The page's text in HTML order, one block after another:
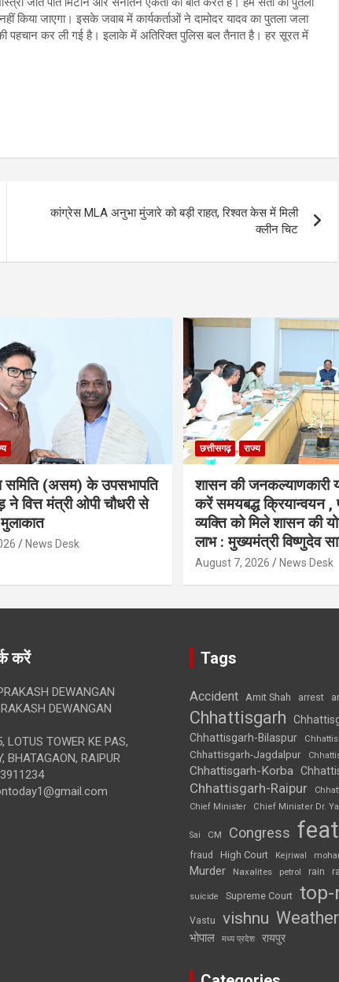
किया जाएगा। इसके जवाब में कार्यकर्ताओं ने दामोदर यादव का पुतला जला
पहचान कर ली गई है। इलाके में अतिरिक्त पुलिस बल तैनात है। हर सूरत में
कांग्रेस MLA अनुभा मुंजारे को बड़ी राहत, रिश्वत केस में मिली
क्लीन चिट
समिति (असम) के उपसभापति
ने वित्त मंत्री ओपी चौधरी से
News Desk
छत्तीसगढ़ राज्य
शासन की जनकल्याणकारी
करें समयबद्ध क्रियान्वयन ,
व्यक्ति को मिले शासन की
लाभ : मुख्यमंत्री विष्णुदेव
August 7, 2026 News Desk
करें
DEWANGAN
DEWANGAN
LOTUS TOWER KE PAS,
BHATAGAON, RAIPUR
Tags
Accident Amit Shah arrest
Chhattisgarh
Chhattisgarh-Bilaspur
Chhattisgarh-Jagdalpur
Chhattisgarh-Korba
Chhattisgarh-Raipur
Chief Minister
Chief Minister Dr.
Sai CM Congress
fraud
High Court Kejriwal
Murder Naxalites petrol rain
suicide Supreme Court top-
Vastu vishnu Weather
भोपाल मध्य प्रदेश रायपुर